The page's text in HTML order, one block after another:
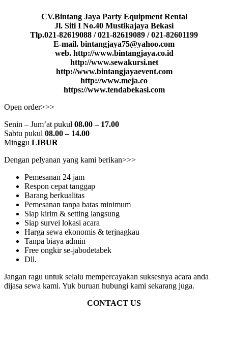
CV.Bintang Jaya Party Equipment Rental
Jl. Siti I No.40 Mustikajaya Bekasi
Tlp.021-82619088 / 021-82619089 / 021-82601199
E-mail. bintangjaya75@yahoo.com
web. http://www.bintangjaya.co.id
http://www.sewakursi.net
http://www.bintangjayaevent.com
http://www.meja.co
https://www.tendabekasi.com
Open order>>>
Senin – Jum’at pukul 08.00 – 17.00
Sabtu pukul 08.00 – 14.00
Minggu LIBUR
Dengan pelyanan yang kami berikan>>>
Pemesanan 24 jam
Respon cepat tanggap
Barang berkualitas
Pemesanan tanpa batas minimum
Siap kirim & setting langsung
Siap survei lokasi acara
Harga sewa ekonomis & terjnagkau
Tanpa biaya admin
Free ongkir se-jabodetabek
Dll.
Jangan ragu untuk selalu mempercayakan suksesnya acara anda
dijasa sewa kami. Yuk buruan hubungi kami sekarang juga.
CONTACT US